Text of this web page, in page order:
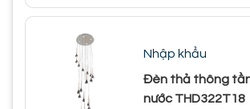
Nhập khẩu
Đèn thả thông
nước THD322T18